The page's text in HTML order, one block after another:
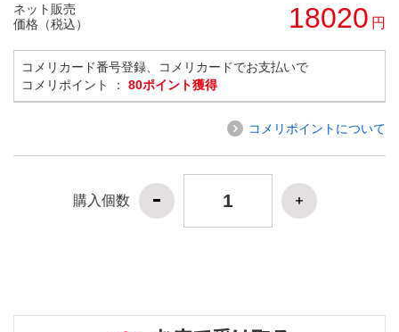
ネット販売
価格（税込）
18020 円
コメリカード番号登録、コメリカードでお支払いで
コメリポイント ： 80ポイント獲得
コメリポイントについて
購入個数